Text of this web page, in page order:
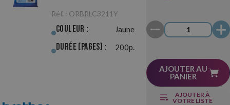
Originale
Réf. : ORBRLC3211Y
Couleur : Jaune
Durée (pages) : 200p.
AJOUTER AU
PANIER
AJOUTER À
VOTRE LISTE